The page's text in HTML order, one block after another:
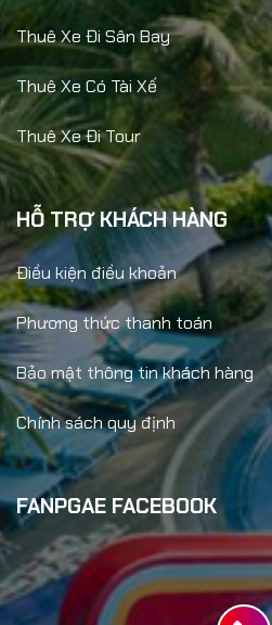
Thuê Xe Đi Sân Bay
Thuê Xe Có Tài Xế
Thuê Xe Đi Tour
HỖ TRỢ KHÁCH HÀNG
Điều kiện điều khoản
Phương thức thanh toán
Bảo mật thông tin khách hàng
Chính sách quy định
FANPGAE FACEBOOK